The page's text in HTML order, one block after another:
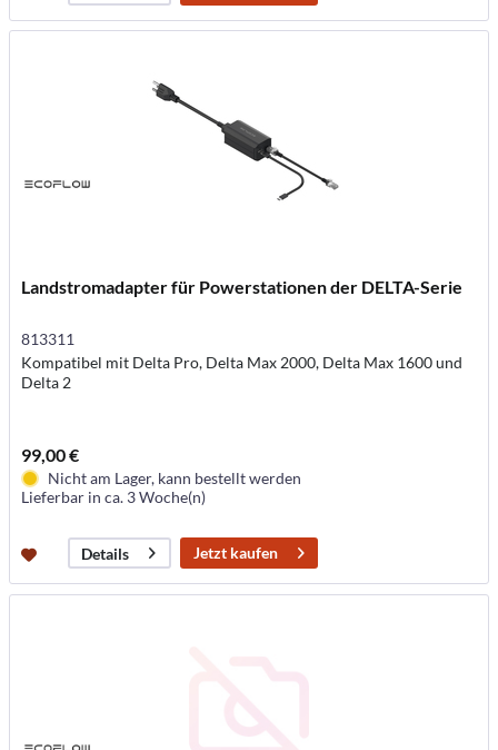
Landstromadapter für Powerstationen der DELTA-Serie
813311
Kompatibel mit Delta Pro, Delta Max 2000, Delta Max 1600 und
Delta 2
99,00 €
Nicht am Lager, kann bestellt werden
Lieferbar in ca. 3 Woche(n)
Details Jetzt kaufen